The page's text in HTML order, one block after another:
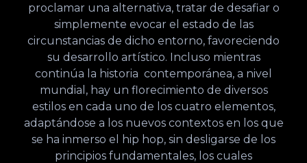
proclamar una alternativa, tratar de desafiar o
simplemente evocar el estado de las
circunstancias de dicho entorno, favoreciendo
su desarrollo artístico. Incluso mientras
continúa la historia contemporánea, a nivel
mundial, hay un florecimiento de diversos
estilos en cada uno de los cuatro elementos,
adaptándose a los nuevos contextos en los que
se ha inmerso el hip hop, sin desligarse de los
principios fundamentales, los cuales